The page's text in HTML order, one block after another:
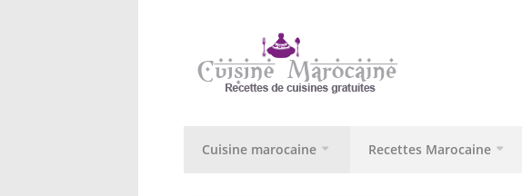
Cuisine marocaine Recettes Marocaine